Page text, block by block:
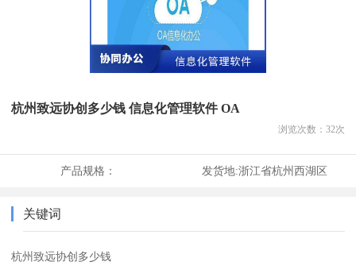
杭州致远协创多少钱 信息化管理软件 OA
浏览次数： 32次
产品规格： 发货地:浙江省杭州西湖区
关键词
杭州致远协创多少钱